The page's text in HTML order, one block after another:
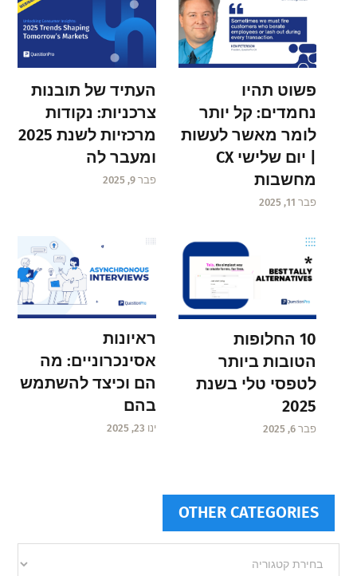
פשוט תהיו
נחמדים: קל יותר
לומר מאשר לעשות
| יום שלישי CX
מחשבות
פבר 11, 2025
העתיד של תובנות
צרכניות: נקודות
מרכזיות לשנת 2025
ומעבר לה
פבר 9, 2025
10 החלופות
הטובות ביותר
לטפסי טלי בשנת
2025
פבר 6, 2025
ראיונות
אסינכרוניים: מה
הם וכיצד להשתמש
בהם
ינו 23, 2025
OTHER CATEGORIES
categories